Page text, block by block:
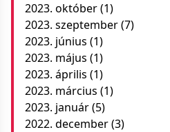
2023. október(1)
2023. szeptember(7)
2023. június (1)
2023. május (1)
2023. április (1)
2023. március (1)
2023. január(5)
2022. december(3)